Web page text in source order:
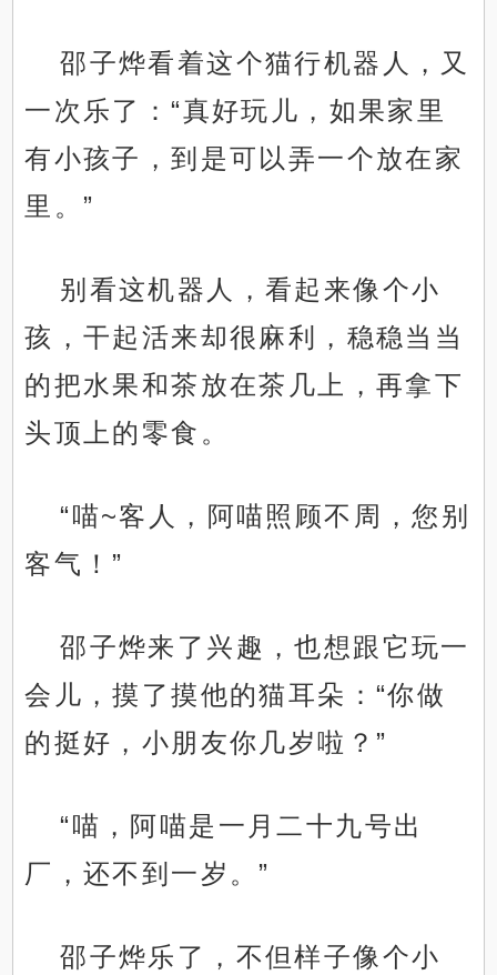
邵子烨看着这个猫行机器人，又
一次乐了：“真好玩儿，如果家里
有小孩子，到是可以弄一个放在家
里。”
别看这机器人，看起来像个小
孩，干起活来却很麻利，稳稳当当
的把水果和茶放在茶几上，再拿下
头顶上的零食。
“喵~客人，阿喵照顾不周，您别
客气！”
邵子烨来了兴趣，也想跟它玩一
会儿，摸了摸他的猫耳朵：“你做
的挺好，小朋友你几岁啦？”
“喵，阿喵是一月二十九号出
厂，还不到一岁。”
邵子烨乐了，不但样子像个小